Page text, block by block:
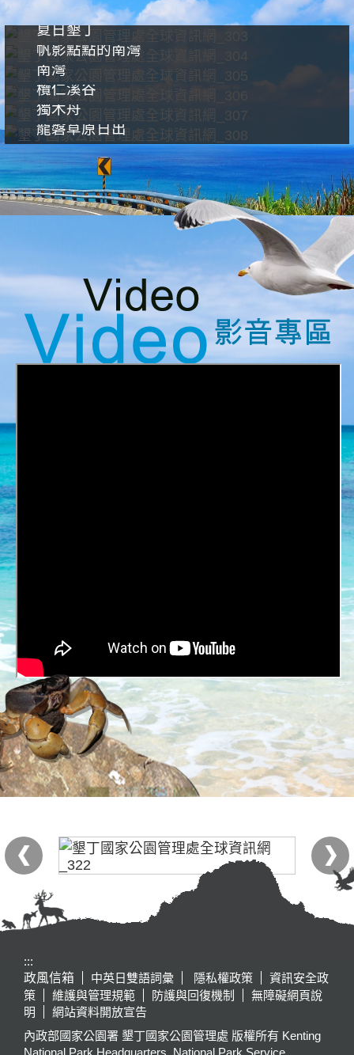
夏日墾丁
帆影點點的南灣
南灣
欖仁溪谷
獨木舟
龍磐草原日出
:::
政風信箱
中英日雙語詞彙 隱私權政策
資訊安全政
策
維護與管理規範 防護與回復機制
無障礙網頁說
明
網站資料開放宣告
內政部國家公園署 墾丁國家公園管理處 版權所有 Kenting
National Park Headquarters, National Park Service,